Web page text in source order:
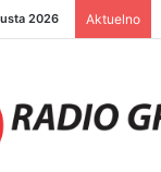
2026 Aktuelno